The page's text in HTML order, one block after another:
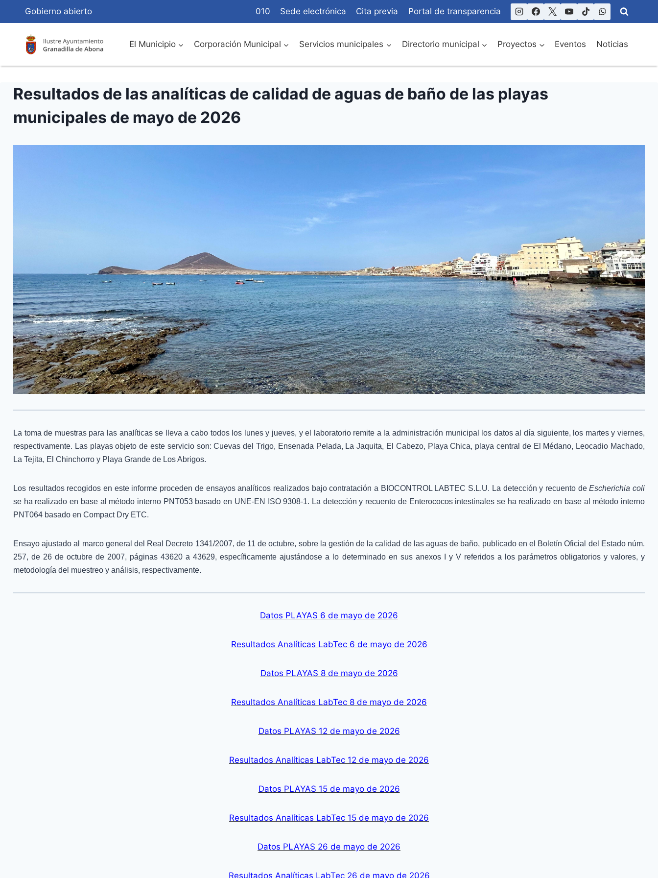
Contenido
Gobierno abierto 010 Sede electrónica Cita previa Portal de transparencia
El Municipio Corporación Municipal Servicios municipales Directorio municipal Proyectos Eventos Noticias
Resultados de las analíticas de calidad de aguas de baño de las playas
municipales de mayo de 2026
La toma de muestras para las analíticas se lleva a cabo todos los lunes y jueves, y el laboratorio remite a la administración municipal los datos al día siguiente, los martes y viernes,
respectivamente. Las playas objeto de este servicio son: Cuevas del Trigo, Ensenada Pelada, La Jaquita, El Cabezo, Playa Chica, playa central de El Médano, Leocadio Machado,
La Tejita, El Chinchorro y Playa Grande de Los Abrigos.
Los resultados recogidos en este informe proceden de ensayos analíticos realizados bajo contratación a BIOCONTROL LABTEC S.L.U. La detección y recuento deEscherichia coli
se ha realizado en base al método interno PNT053 basado en UNE-EN ISO 9308-1. La detección y recuento de Enterococos intestinales se ha realizado en base al método interno
PNT064 basado en Compact Dry ETC.
Ensayo ajustado al marco general del Real Decreto 1341/2007, de 11 de octubre, sobre la gestión de la calidad de las aguas de baño, publicado en el Boletín Oficial del Estado núm.
257, de 26 de octubre de 2007, páginas 43620 a 43629, específicamente ajustándose a lo determinado en sus anexos I y V referidos a los parámetros obligatorios y valores, y
metodología del muestreo y análisis, respectivamente.
Datos PLAYAS 6 de mayo de 2026
Resultados Analíticas LabTec 6 de mayo de 2026
Datos PLAYAS 8 de mayo de 2026
Resultados Analíticas LabTec 8 de mayo de 2026
Datos PLAYAS 12 de mayo de 2026
Resultados Analíticas LabTec 12 de mayo de 2026
Datos PLAYAS 15 de mayo de 2026
Resultados Analíticas LabTec 15 de mayo de 2026
Datos PLAYAS 26 de mayo de 2026
Resultados Analíticas LabTec 26 de mayo de 2026